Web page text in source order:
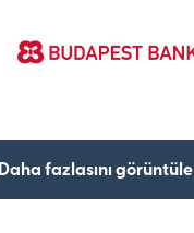
Daha fazlasını görüntüle